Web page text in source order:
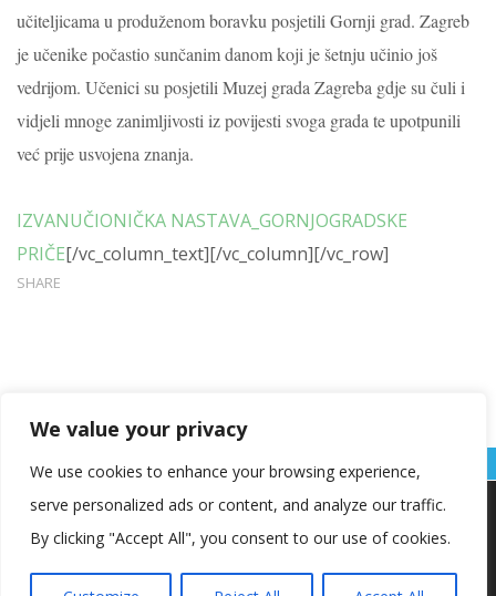
We value your privacy
We use cookies to enhance your browsing experience,
serve personalized ads or content, and analyze our traffic.
By clicking "Accept All", you consent to our use of cookies.
učiteljicama u produženom boravku posjetili Gornji grad. Zagreb
je učenike počastio sunčanim danom koji je šetnju učinio još
vedrijom. Učenici su posjetili Muzej grada Zagreba gdje su čuli i
vidjeli mnoge zanimljivosti iz povijesti svoga grada te upotpunili
već prije usvojena znanja.
IZVANUČIONIČKA NASTAVA_GORNJOGRADSKE
PRIČE[/vc_column_text][/vc_column][/vc_row]
SHARE
Koristimo kolačiće kako bismo vam pružili najbolje iskustvo na
našoj web stranici.
Informacije o kolačićima koje koristimo ili opcije za